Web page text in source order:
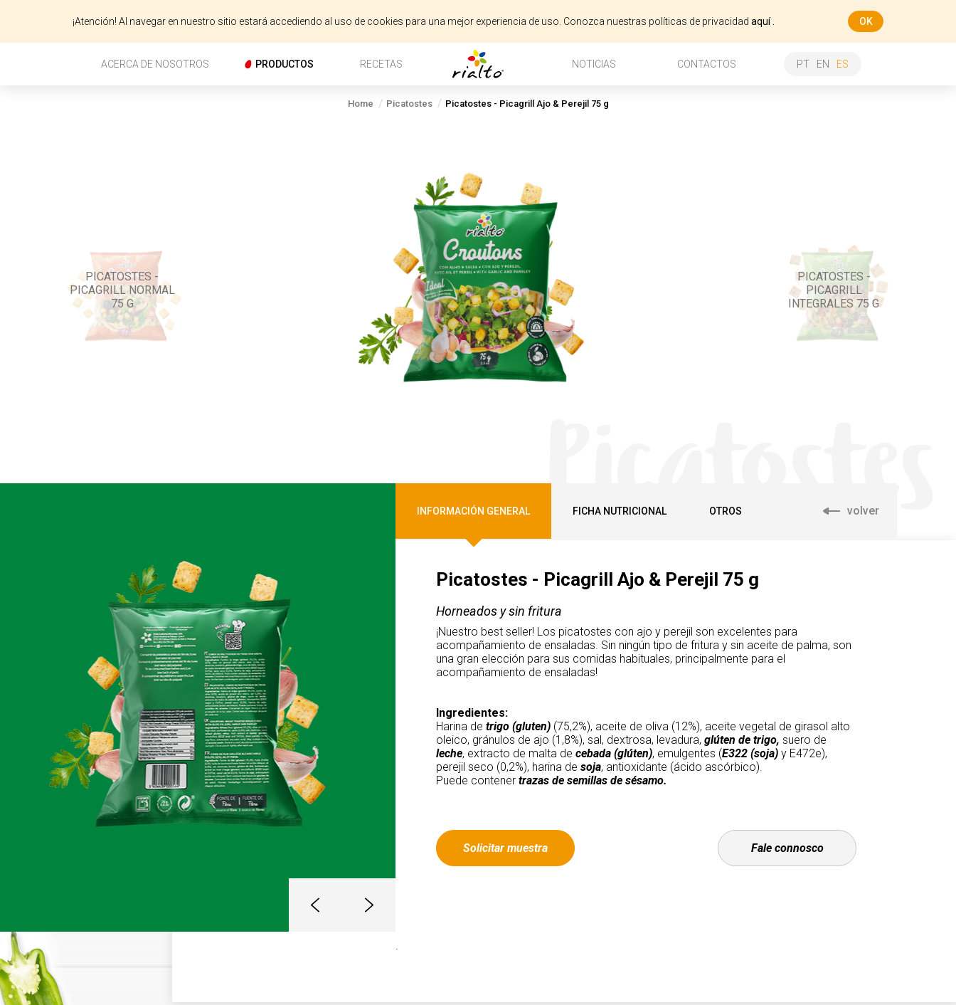
¡Atención! Al navegar en nuestro sitio estará accediendo al uso de cookies para una mejor experiencia de uso. Conozca nuestras políticas de privacidad aquí . OK
ACERCA DE NOSOTROS PRODUCTOS RECETAS NOTICIAS CONTACTOS PT EN ES
Home Picatostes Picatostes - Picagrill Ajo & Perejil 75 g
PICATOSTES -
PICAGRILL NORMAL
75 G
PICATOSTES -
PICAGRILL
INTEGRALES 75 G
Picatostes
INFORMACIÓN GENERAL FICHA NUTRICIONAL OTROS volver
Picatostes - Picagrill Ajo & Perejil 75 g
Horneados y sin fritura
¡Nuestro best seller! Los picatostes con ajo y perejil son excelentes para
acompañamiento de ensaladas. Sin ningún tipo de fritura y sin aceite de palma, son
una gran elección para sus comidas habituales, principalmente para el
acompañamiento de ensaladas!
Ingredientes:
Harina de trigo (gluten)(75,2%), aceite de oliva (12%), aceite vegetal de girasol alto
oleico, gránulos de ajo (1,8%), sal, dextrosa, levadura, glúten de trigo, suero de
leche, extracto de malta de cebada (glúten), emulgentes (E322 (soja)y E472e),
perejil seco (0,2%), harina de soja, antioxidante (ácido ascórbico).
Puede contener trazas de semillas de sésamo.
Solicitar muestra Fale connosco
.